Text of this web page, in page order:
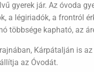
gyerek jár. Az óvoda
a légiriadók, a frontról
többsége kapható, az
Kárpátalján is
az Óvodát.